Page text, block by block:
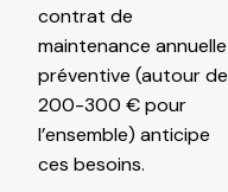
contrat de
maintenance annuelle
préventive (autour de
200-300 € pour
l’ensemble) anticipe
ces besoins.